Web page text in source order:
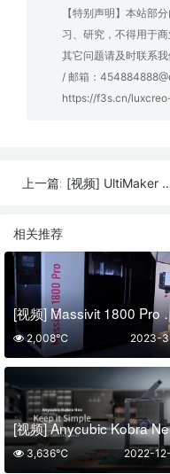
【特别声明】本站部
习、研究，不得用于
其它问题请及时联系
/ 邮箱：
https://f3s.cn/
上一篇: [视频] UltiMaker Method XL FDM 3D打印机 – 使用工业级材料打印大型项目
相关推荐
[视频] Massivit
2023-
2,008℃
[视
2022-
3,636℃